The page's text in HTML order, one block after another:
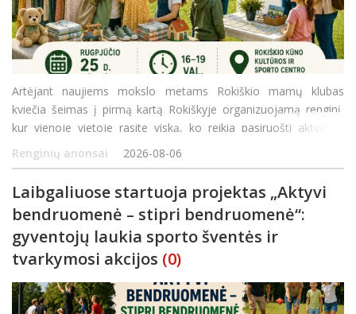
Artėjant naujiems mokslo metams Rokiškio mamų klubas
kviečia šeimas į pirmą kartą Rokiškyje organizuojamą renginį,
kur vienoje vietoje rasite viską, ko reikia pasiruošti aktyviam
rudeniui! Rugpjūčio 25 d. (antradienį) 16.00–19.00 val. Rokiškio
kūno kultū
Renginių anonsai 2026-08-06
Laibgaliuose startuoja projektas „Aktyvi
bendruomenė – stipri bendruomenė“:
gyventojų laukia sporto šventės ir
tvarkymosi akcijos (0)